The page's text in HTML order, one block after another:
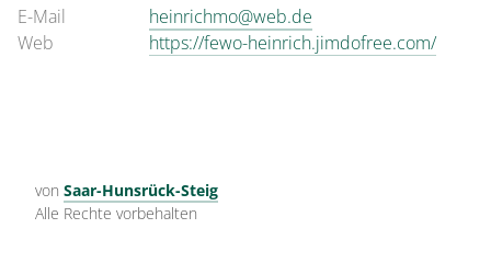
E-Mail
heinrichmo@web.de
Web
https://fewo-heinrich.jimdofree.com/
von Saar-Hunsrück-Steig
Alle Rechte vorbehalten